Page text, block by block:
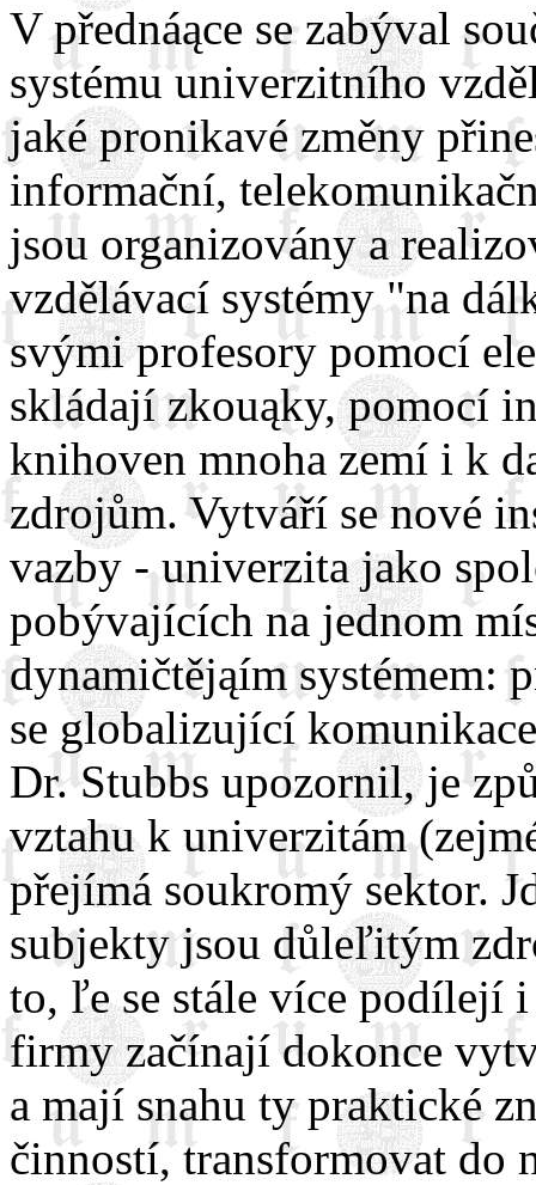
V přednáące se zabýval
systému univerzitního
jaké pronikavé změny
informační,
jsou organizovány a
vzdělávací systémy "na
svými profesory pomocí
skládají zkouąky, pomocí
knihoven mnoha zemí i k
zdrojům. Vytváří se nové
vazby - univerzita jako
pobývajících na jednom
dynamičtějąím systémem:
se globalizující
Dr. Stubbs upozornil, je
vztahu k univerzitám
přejímá soukromý sektor.
subjekty jsou důleľitým
to, ľe se stále více podílejí
firmy začínají dokonce
a mají snahu ty praktické
činností, transformovat do